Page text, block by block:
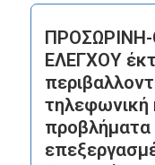
ΠΡΟΣΩΡΙΝΗ-
ΕΛΕΓΧΟΥ
τηλεφωνική